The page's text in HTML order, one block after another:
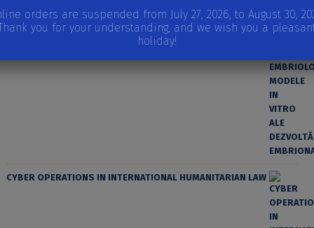
CYBER OPERATIONS IN INTERNATIONAL HUMANITARIAN LAW
orders are suspended from July 27, 2026, to August 30,
you for your understanding, and we wish you a
holiday!